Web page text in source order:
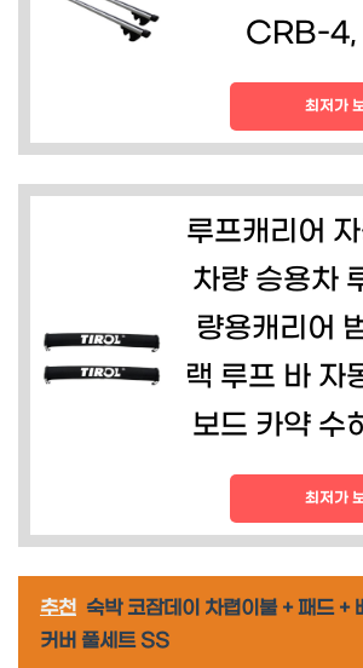
CRB-4,
최저가
루프캐리어
차량 승용차
량용캐리어
랙 루프 바 자
보드 카약 수
최저가
추천 숙박 코잠데이 차렵이불 + 패드 +
커버 풀세트 SS